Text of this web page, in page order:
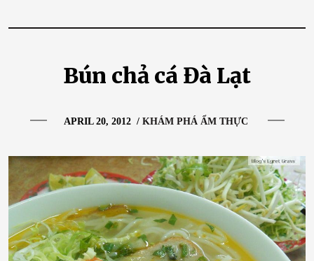
Bún chả cá Đà Lạt
APRIL 20, 2012/ KHÁM PHÁ ẨM THỰC